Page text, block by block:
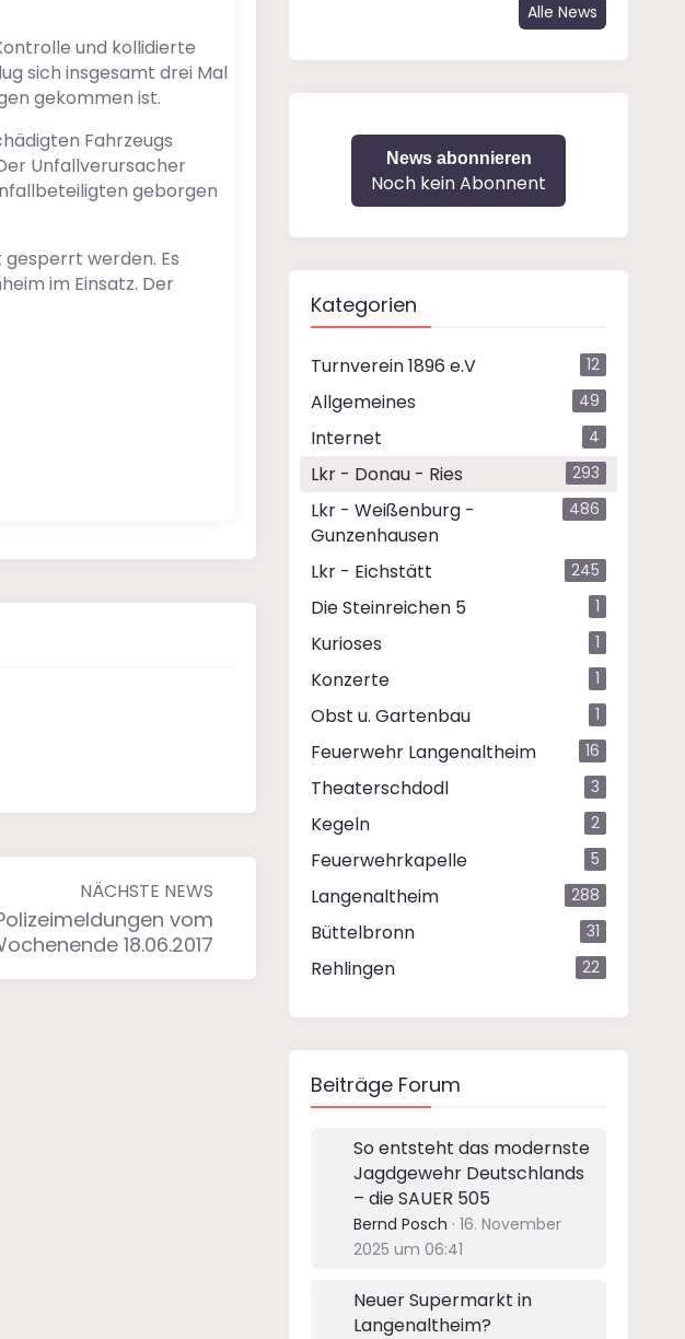
und kollidierte
sich insgesamt drei Mal
gekommen ist.
Fahrzeugs
Unfallverursacher
geborgen
werden. Es
im Einsatz. Der
NÄCHSTE NEWS
vom
18.06.2017
Alle News
News abonnieren
Noch kein Abonnent
Kategorien
Turnverein 1896 e.V 12
Allgemeines 49
Internet 4
Lkr - Donau - Ries 293
Lkr - Weißenburg -
Gunzenhausen
486
Lkr - Eichstätt 245
Die Steinreichen 5 1
Kurioses 1
Konzerte 1
Obst u. Gartenbau 1
Feuerwehr Langenaltheim 16
Theaterschdodl 3
Kegeln 2
Feuerwehrkapelle 5
Langenaltheim 288
Büttelbronn 31
Rehlingen 22
Beiträge Forum
So entsteht das modernste
Jagdgewehr Deutschlands
– die SAUER 505
Bernd Posch 16. November
2025 um 06:41
Neuer Supermarkt in
Langenaltheim?